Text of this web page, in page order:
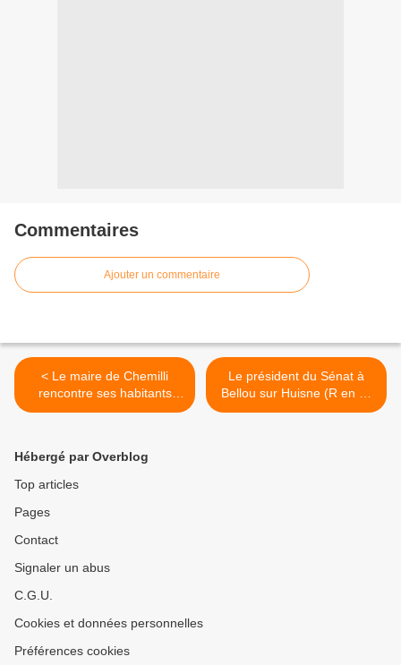
Commentaires
Ajouter un commentaire
< Le maire de Chemilli
rencontre ses habitants
(février 2016)
Le président du Sénat à
Bellou sur Huisne (R en P)
>
Hébergé par Overblog
Top articles
Pages
Contact
Signaler un abus
C.G.U.
Cookies et données personnelles
Préférences cookies